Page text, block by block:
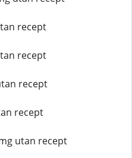
recept
recept
recept
recept
utan recept